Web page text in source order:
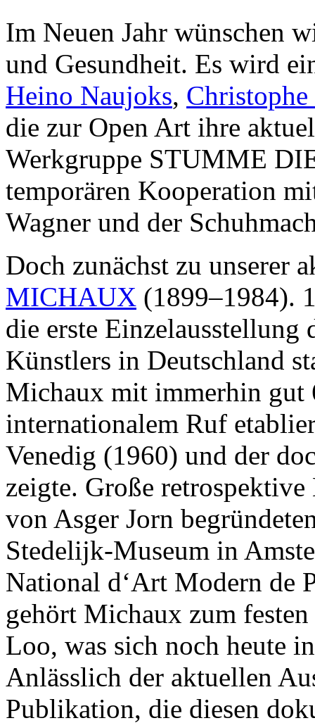
Im Neuen Jahr wünschen
und Gesundheit. Es wird
Heino Naujoks,
die zur Open Art ihre
Werkgruppe STUMME
temporären Kooperation
Wagner und der
Doch zunächst zu unserer
MICHAUX (1899–1984).
die erste Einzelausstellung
Künstlers in Deutschland
Michaux mit immerhin gut
internationalem Ruf
Venedig (1960) und der
zeigte. Große
von Asger Jorn
Stedelijk-Museum in
National d‘Art Modern de
gehört Michaux zum
Loo, was sich noch heute
Anlässlich der aktuellen
Publikation, die diesen